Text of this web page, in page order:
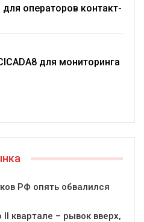
операторов контакт-
для мониторинга
РФ опять обвалился
квартале – рывок вверх,